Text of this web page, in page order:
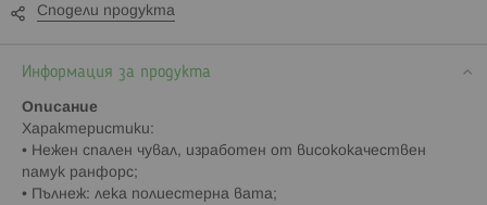
Сподели продукта
Информация за продукта
Описание
Характеристики:
• Нежен спален чувал, изработен от висококачествен
памук ранфорс;
• Пълнеж: лека полиестерна вата;